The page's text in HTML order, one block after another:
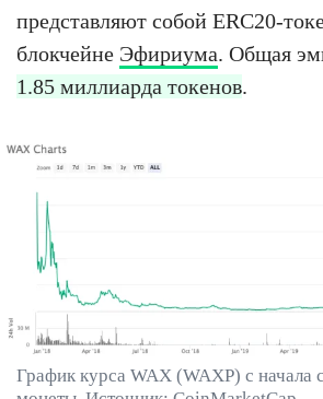
представляют собой ERC20-
блокчейне Эфириума. Общая
1.85 миллиарда токенов.
График курса WAX (WAXP) с начала